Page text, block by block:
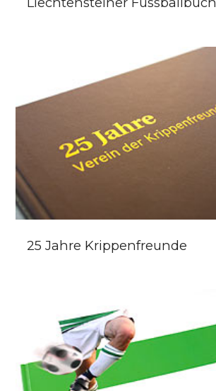
25 Jahre Krippenfreunde